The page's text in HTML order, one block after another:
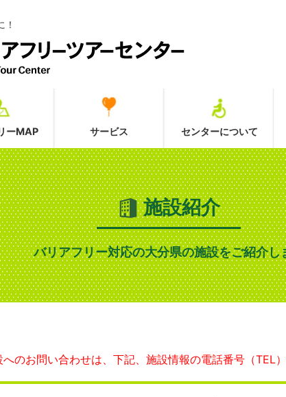
ーMAP サービス センターについて
施設紹介
バリアフリー対応の大分県の施設をご紹介し
のお問い合わせは、下記、施設情報の電話番号（TEL）